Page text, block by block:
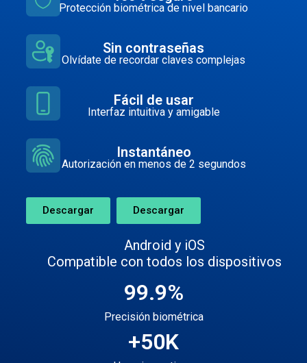
100% seguro
Sin contraseñas
Fácil de usar
Instantáneo
Descargar Descargar
Androidy iOS
Compatible con todos los dispositivos
99.9 %
+ 50K